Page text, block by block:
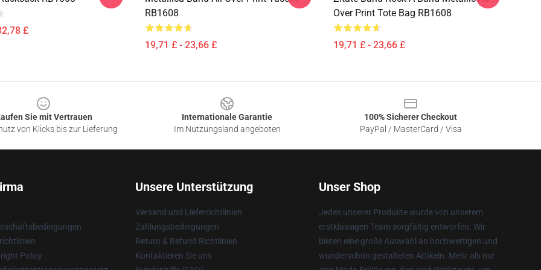
£
RB1608
19,71 £ - 23,66 £
Over Print Tote Bag RB1608
19,71 £ - 23,66 £
Sie mit Vertrauen
von Klicks bis zur Lieferung
Internationale Garantie
Im Nutzungsland angeboten
100% Sicherer Checkout
PayPal / MasterCard / Visa
Policy
Unsere Unterstützung
Versand und Lieferrichtlinien
Zahlungsbedingungen
Return & Refund Richtlinien
Kontaktieren Sie uns
Unser Shop
Jedes unserer Produkte wurde von unserem
erstklassigen Team sorgfältig entworfen. Wir
bieten eine große Auswahl an hochwertigen und
wunderschön gestalteten Artikeln. Mehr als nur